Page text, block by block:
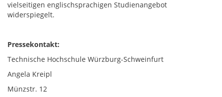
vielseitigen englischsprachigen Studienangebot
widerspiegelt.
Pressekontakt:
Technische Hochschule Würzburg-Schweinfurt
Angela Kreipl
Münzstr. 12